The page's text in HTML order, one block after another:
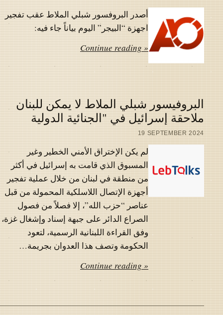
أصدر البروفسور شبلي الملاط عقب تفجير
اجهزة “البيجر” اليوم بياناً جاء فيه:
Continue reading »
البروفيسور شبلي الملاط لا يمكن للبنان
ملاحقة إسرائيل في "الجنائية الدولية
19 SEPTEMBER 2024
لم يكن الإختراق الأمني الخطير وغير
المسبوق الذي قامت به إسرائيل في أكثر
من منطقة في لبنان من خلال عملية تفجير
أجهزة الإتصال اللاسلكية المحمولة من قبل
عناصر “حزب الله”، إلا فصلاً من فصول
الصراع الدائر على جبهة إسناد وإشغال غزة،
وفق القراءة اللبنانية الرسمية، لتعود
الحكومة وتصف هذا العدوان بجريمة…
Continue reading »